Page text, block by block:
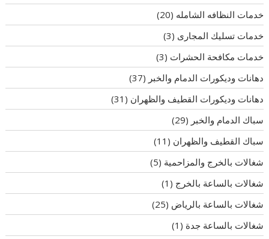
خدمات النظافه الشامله (20)
خدمات تسليك المجارى (3)
خدمات مكافحة الحشرات (3)
دهانات وديكورات الدمام والخبر (37)
دهانات وديكورات القطيف والظهران (31)
سباك الدمام والخبر (29)
سباك القطيف والظهران (11)
شغالات بالخرج والمزاحمية (5)
شغالات بالساعة بالخرج (1)
شغالات بالساعة بالرياض (25)
شغالات بالساعة جدة (1)